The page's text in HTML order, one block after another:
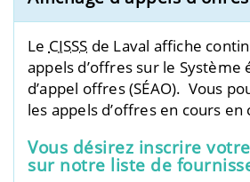
Le CISSS de Laval affiche
appels d’offres sur le Système
d’appel offres (SÉAO). Vous
les appels d’offres en cours en
Vous désirez inscrire
sur notre liste de